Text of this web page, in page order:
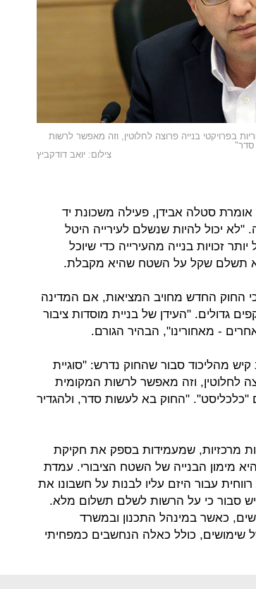
בפרויקטי בנייה פרוצה לחלוטין, וזה מאפשר לרשות
סדר"
צילום: יואב דודקביץ
סטלה אבידן, פעילה משכונת יד
"לא יכול להיות שנשלם לעירייה היטל
זכויות בנייה מהעירייה כדי שיוכל
תשלם שקל על השטח שהיא מקבלת.
החוק החדש מחויב המציאות, אם המדינה
גדולים. "העידן של בניית מוסדות ציבור
‑ מאחורינו", הבהיר הגורם.
מהליכוד סבור שהחוק נדרש: "סוגיית
לחלוטין, וזה מאפשר לרשות המקומית
"החוק בא לעשות סדר, ולהגדיר
מרכזיות, שמעמידות בספק את חקיקת
מימון הבנייה של השטח הציבורי. עמדת
עבור היזם עליו לבנות על חשבונו את
סבור כי על הרשות לשלם תשלום מלא.
כאשר במינהל התכנון ובמשרד
כולל כאלה הנחשבים כמפחיתי